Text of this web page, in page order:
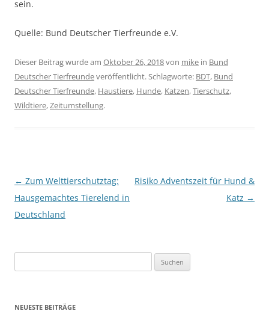
sein.
Quelle: Bund Deutscher Tierfreunde e.V.
Dieser Beitrag wurde am Oktober 26, 2018von mike in Bund
Deutscher Tierfreundeveröffentlicht. Schlagworte: BDT, Bund
Deutscher Tierfreunde, Haustiere, Hunde, Katzen,Tierschutz,
Wildtiere,Zeitumstellung.
Beitragsnavigation
← Zum Welttierschutztag:
Hausgemachtes Tierelend in
Deutschland
Risiko Adventszeit für Hund &
Katz →
nach:
NEUESTE BEITRÄGE